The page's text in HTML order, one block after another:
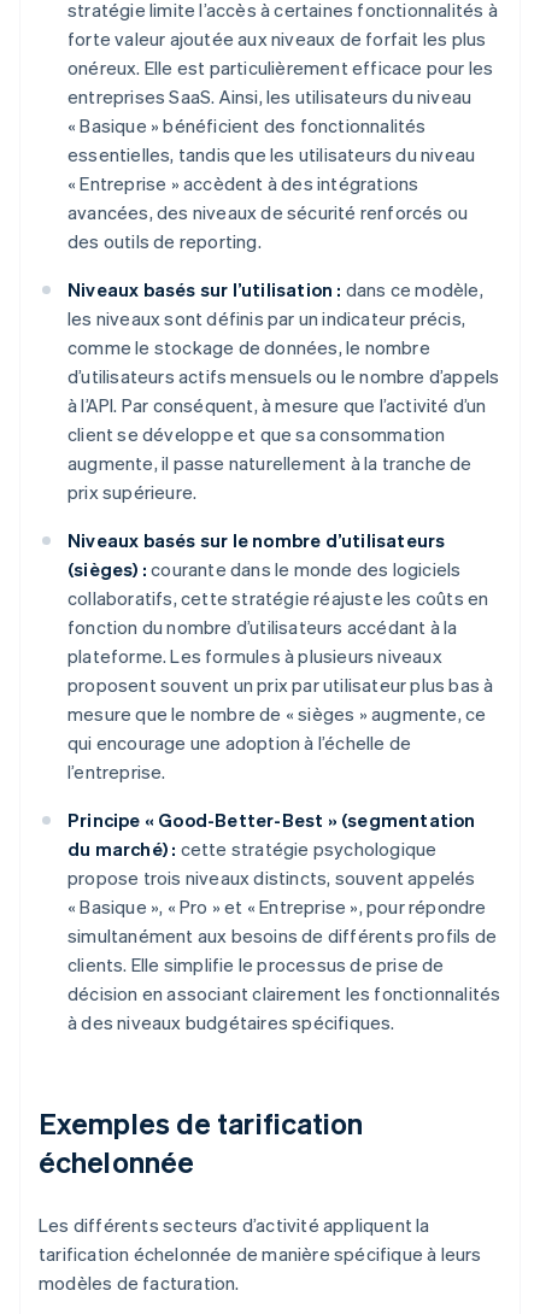
stratégie limite l’accès à certaines fonctionnalités à
forte valeur ajoutée aux niveaux de forfait les plus
onéreux. Elle est particulièrement efficace pour les
entreprises SaaS. Ainsi, les utilisateurs du niveau
« Basique » bénéficient des fonctionnalités
essentielles, tandis que les utilisateurs du niveau
« Entreprise » accèdent à des intégrations
avancées, des niveaux de sécurité renforcés ou
des outils de reporting.
Niveaux basés sur l’utilisation : dans ce modèle,
les niveaux sont définis par un indicateur précis,
comme le stockage de données, le nombre
d’utilisateurs actifs mensuels ou le nombre d’appels
à l’API. Par conséquent, à mesure que l’activité d’un
client se développe et que sa consommation
augmente, il passe naturellement à la tranche de
prix supérieure.
Niveaux basés sur le nombre d’utilisateurs
(sièges) : courante dans le monde des logiciels
collaboratifs, cette stratégie réajuste les coûts en
fonction du nombre d’utilisateurs accédant à la
plateforme. Les formules à plusieurs niveaux
proposent souvent un prix par utilisateur plus bas à
mesure que le nombre de « sièges » augmente, ce
qui encourage une adoption à l’échelle de
l’entreprise.
Principe « Good-Better-Best » (segmentation
du marché) : cette stratégie psychologique
propose trois niveaux distincts, souvent appelés
« Basique », « Pro » et « Entreprise », pour répondre
simultanément aux besoins de différents profils de
clients. Elle simplifie le processus de prise de
décision en associant clairement les fonctionnalités
à des niveaux budgétaires spécifiques.
Exemples de tarification
échelonnée
Les différents secteurs d’activité appliquent la
tarification échelonnée de manière spécifique à leurs
modèles de facturation.